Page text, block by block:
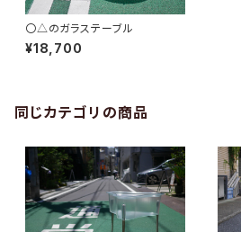
〇△のガラステーブル
¥18,700
同じカテゴリの商品